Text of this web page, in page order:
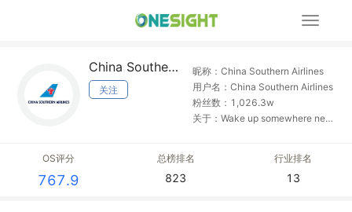
展
航
China Southern Airlines
关注
昵称：China Southern Airlines
用户名：China Southern Airlines
粉丝数：1,026.3w
关于：Wake up somewhere new
destinations and 800 aircraft,
hop onboard for your next big
OS评分
767.9
总榜排名
823
行业排名
13